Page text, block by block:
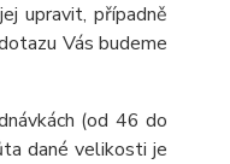
upravit, případně
Vás budeme
(od 46 do
dané velikosti je